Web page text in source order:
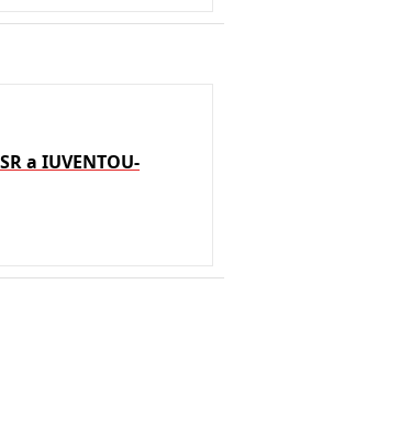
a IUVENTOU-